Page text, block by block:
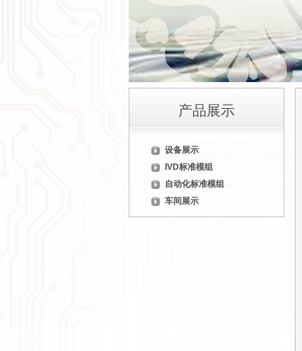
产品展示
设备展示
IVD标准模组
自动化标准模组
车间展示